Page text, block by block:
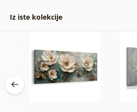
Iz iste kolekcije